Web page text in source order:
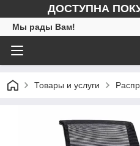
ДОСТУПНА
Мы рады Вам!
Товары и услуги